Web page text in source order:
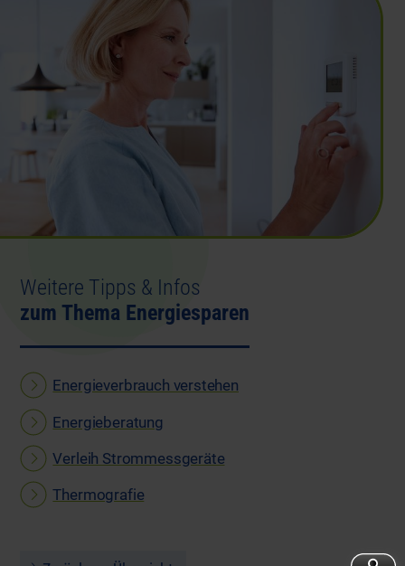
Weitere Tipps & Infos
zum Thema Energiesparen
Energieverbrauch verstehen
Energieberatung
Verleih Strommessgeräte
Thermografie